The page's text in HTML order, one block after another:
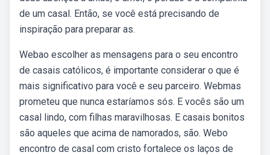
de um casal. Então, se você está precisando de
inspiração para preparar as.
Webao escolher as mensagens para o seu encontro
de casais católicos, é importante considerar o que é
mais significativo para você e seu parceiro. Webmas
prometeu que nunca estaríamos sós. E vocês são um
casal lindo, com filhas maravilhosas. E casais bonitos
são aqueles que acima de namorados, são. Webo
encontro de casal com cristo fortalece os laços de